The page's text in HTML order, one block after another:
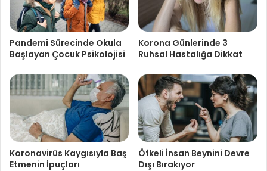
Pandemi Sürecinde Okula
Başlayan Çocuk Psikolojisi
Korona Günlerinde 3
Ruhsal Hastalığa Dikkat
Koronavirüs Kaygısıyla Baş
Etmenin İpuçları
Öfkeli İnsan Beynini Devre
Dışı Bırakıyor